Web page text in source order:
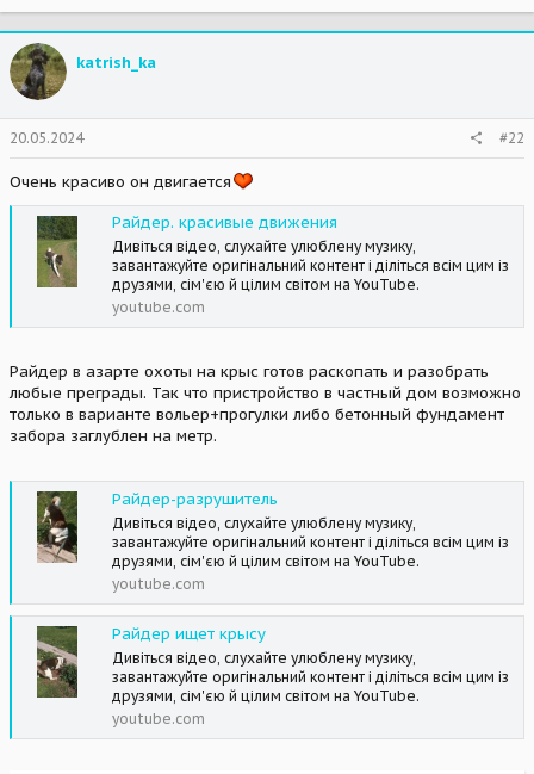
a
c
t
i
o
n
s
:
katrish_ka
20.05.2024 #22
Очень красиво он двигается
Райдер. красивые движения
Дивіться відео, слухайте улюблену музику,
завантажуйте оригінальний контент і діліться всім цим із
друзями, сім'єю й цілим світом на YouTube.
youtube.com
Райдер в азарте охоты на крыс готов раскопать и разобрать
любые преграды. Так что пристройство в частный дом возможно
только в варианте вольер+прогулки либо бетонный фундамент
забора заглублен на метр.
Райдер-разрушитель
Дивіться відео, слухайте улюблену музику,
завантажуйте оригінальний контент і діліться всім цим із
друзями, сім'єю й цілим світом на YouTube.
youtube.com
Райдер ищет крысу
Дивіться відео, слухайте улюблену музику,
завантажуйте оригінальний контент і діліться всім цим із
друзями, сім'єю й цілим світом на YouTube.
youtube.com